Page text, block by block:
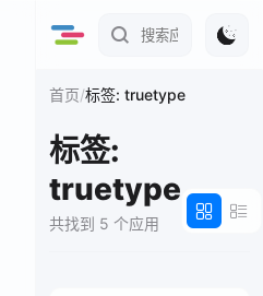
首页/标签: truetype
标签:
truetype
共找到 5 个应用